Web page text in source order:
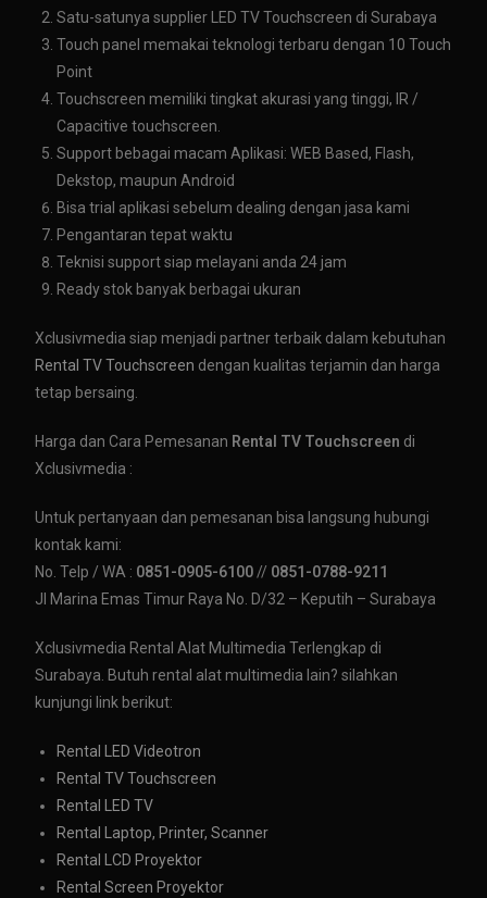
Satu-satunya supplier LED TV Touchscreen di Surabaya
Touch panel memakai teknologi terbaru dengan 10 Touch
Point
Touchscreen memiliki tingkat akurasi yang tinggi, IR /
Capacitive touchscreen.
Support bebagai macam Aplikasi: WEB Based, Flash,
Dekstop, maupun Android
Bisa trial aplikasi sebelum dealing dengan jasa kami
Pengantaran tepat waktu
Teknisi support siap melayani anda 24 jam
Ready stok banyak berbagai ukuran
Xclusivmedia siap menjadi partner terbaik dalam kebutuhan
Rental TV Touchscreen dengan kualitas terjamin dan harga
tetap bersaing.
Harga dan Cara Pemesanan Rental TV Touchscreen di
Xclusivmedia :
Untuk pertanyaan dan pemesanan bisa langsung hubungi
kontak kami:
No. Telp / WA : 0851-0905-6100 // 0851-0788-9211
Jl Marina Emas Timur Raya No. D/32 – Keputih – Surabaya
Xclusivmedia Rental Alat Multimedia Terlengkap di
Surabaya. Butuh rental alat multimedia lain? silahkan
kunjungi link berikut:
Rental LED Videotron
Rental TV Touchscreen
Rental LED TV
Rental Laptop, Printer, Scanner
Rental LCD Proyektor
Rental Screen Proyektor